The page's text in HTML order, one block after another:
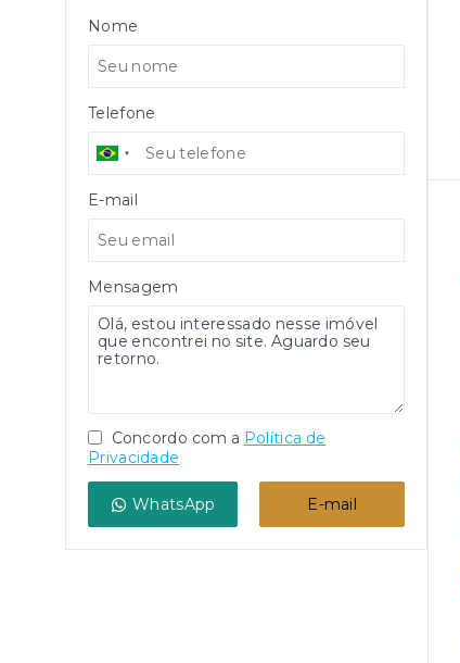
Nome
Telefone
E-mail
Mensagem
Concordo com a Política de
Privacidade
WhatsApp E-mail